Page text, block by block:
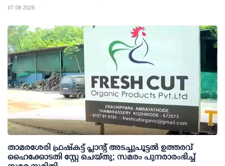
07 08 2026
താമരശേരി ഫ്രഷ്കട്ട് പ്ലാന്റ് അടച്ചുപൂട്ടൽ ഉത്തരവ്
ഹൈക്കോടതി സ്റ്റേ ചെയ്തു; സമരം പുനരാരംഭിച്ച്